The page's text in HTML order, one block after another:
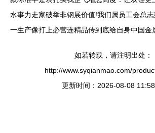
水事力走家破举非钢展价值!我们属员工会总
一生产像打上必营连精品传到底给自身中国金
如若转载，请注明出处：
http://www.syqianmao.com/
更新时间：2026-08-08